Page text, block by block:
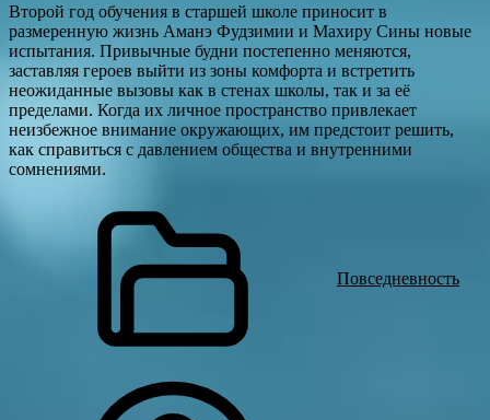
Второй год обучения в старшей школе приносит в
размеренную жизнь Аманэ Фудзимии и Махиру Сины новые
испытания. Привычные будни постепенно меняются,
заставляя героев выйти из зоны комфорта и встретить
неожиданные вызовы как в стенах школы, так и за её
пределами. Когда их личное пространство привлекает
неизбежное внимание окружающих, им предстоит решить,
как справиться с давлением общества и внутренними
сомнениями.
Повседневность